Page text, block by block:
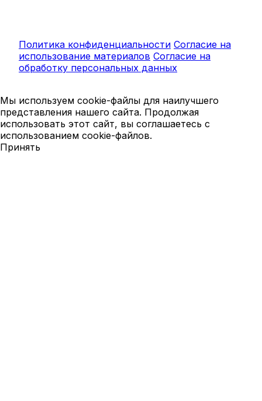
Политика конфиденциальности Согласие на
использование материалов Согласие на
обработку персональных данных
Мы используем cookie-файлы для наилучшего
представления нашего сайта. Продолжая
использовать этот сайт, вы соглашаетесь с
использованием cookie-файлов.
Принять